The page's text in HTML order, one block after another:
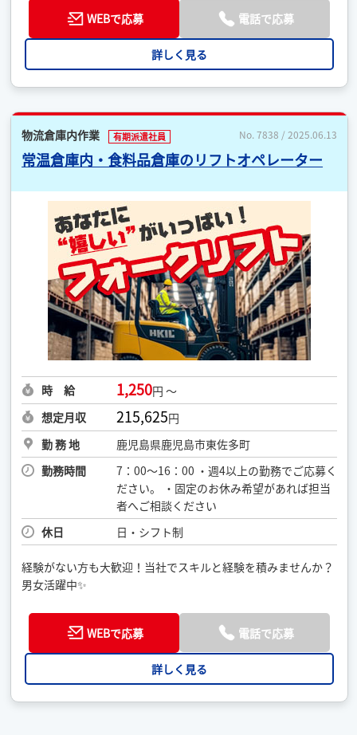
WEBで応募 電話で応募
詳しく見る
物流倉庫内作業 有期派遣社員 No. 7838 / 2025.06.13
常温倉庫内・食料品倉庫のリフトオペレーター
時 給 1,250円 ～
想定月収
215,625円
勤 務 地
鹿児島県鹿児島市東佐多町
勤務時間
7：00〜16：00 ・週4以上の勤務でご応募く
ださい。 ・固定のお休み希望があれば担当
者へご相談ください
休日
日・シフト制
経験がない方も大歓迎！当社でスキルと経験を積みませんか？
男女活躍中✨
WEBで応募 電話で応募
詳しく見る